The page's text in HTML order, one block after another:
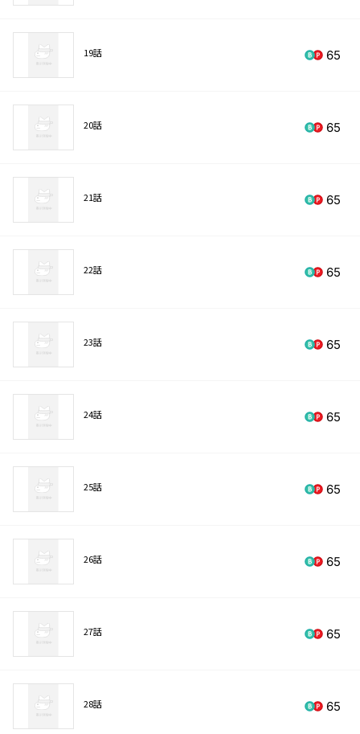
19話 65
20話 65
21話 65
22話 65
23話 65
24話 65
25話 65
26話 65
27話 65
28話 65